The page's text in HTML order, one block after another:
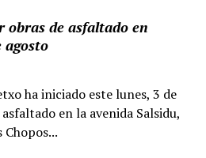
obras de asfaltado en
agosto
ha iniciado este lunes, 3 de
en la avenida Salsidu,